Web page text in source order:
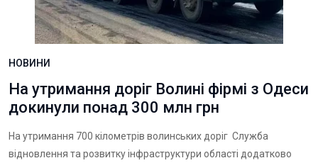
НОВИНИ
На утримання доріг Волині фірмі з Одеси
докинули понад 300 млн грн
На утримання 700 кілометрів волинських доріг Служба
відновлення та розвитку інфраструктури області додатково